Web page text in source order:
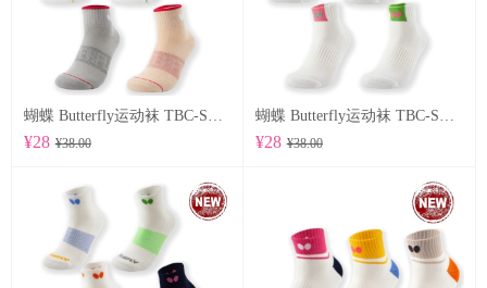
¥28 ¥38.00 ¥28 ¥38.00